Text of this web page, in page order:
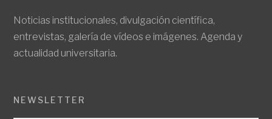
Noticias institucionales, divulgación científica,
entrevistas, galería de vídeos e imágenes. Agenda y
actualidad universitaria.
NEWSLETTER